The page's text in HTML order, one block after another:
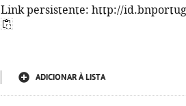
Link persistente: http://
ADICIONAR À LISTA